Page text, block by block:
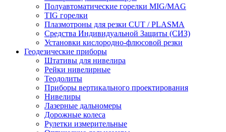
Полуавтоматические горелки MIG/MAG
TIG горелки
Плазмотроны для резки CUT / PLASMA
Средства Индивидуальной Защиты (СИЗ)
Установки кислородно-флюсовой резки
Геодезические приборы
Штативы для нивелира
Рейки нивелирные
Теодолиты
Приборы вертикального проектирования
Нивелиры
Лазерные дальномеры
Дорожные колеса
Рулетки измерительные